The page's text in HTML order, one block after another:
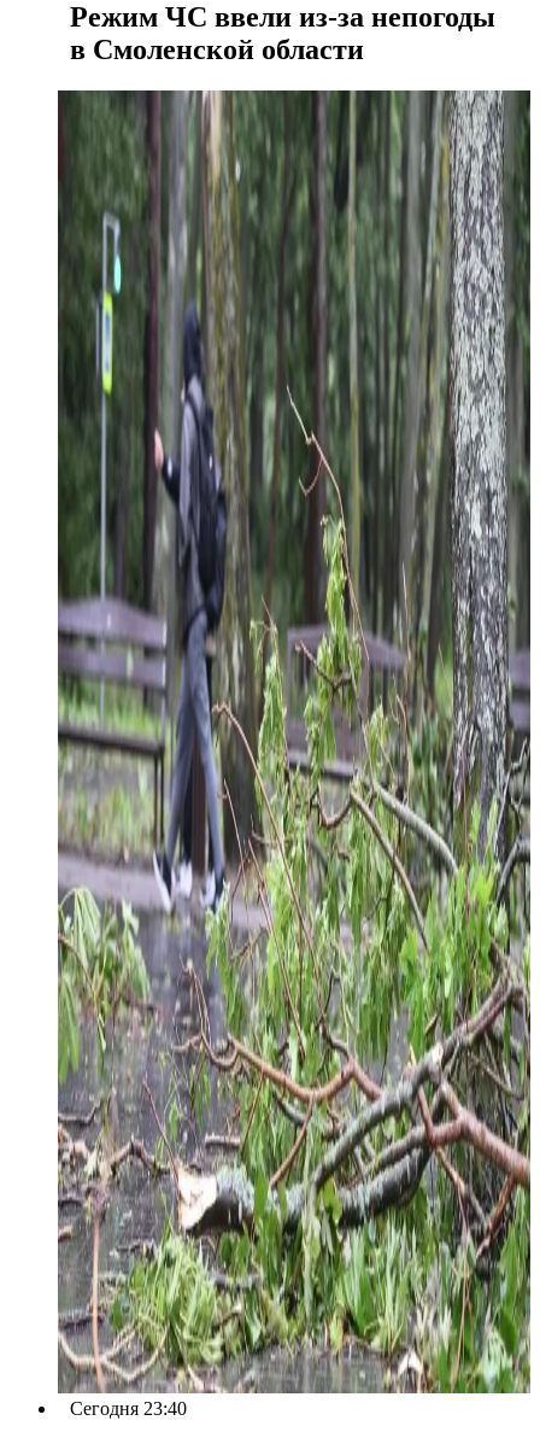
Режим ЧС ввели из-за непогоды
в Смоленской области
Сегодня 23:40